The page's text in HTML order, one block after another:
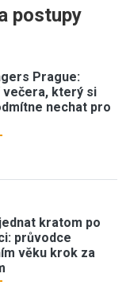
postupy
Prague:
večera, který si
nechat pro
kratom po
průvodce
věku krok za